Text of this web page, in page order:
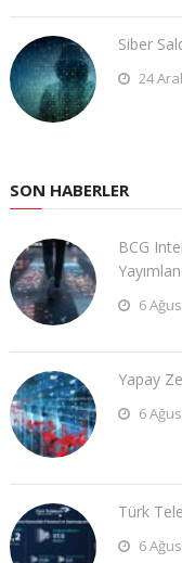
Siber
24
SON HABERLER
BCG
6
Yapay
6
Türk
6